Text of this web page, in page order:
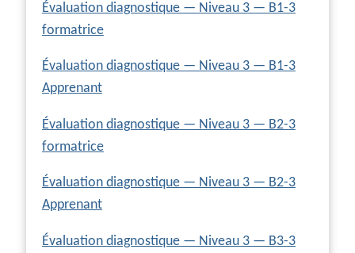
Évaluation diagnostique — Niveau 3 — B1-3
formatrice
Évaluation diagnostique — Niveau 3 — B1-3
Apprenant
Évaluation diagnostique — Niveau 3 — B2-3
formatrice
Évaluation diagnostique — Niveau 3 — B2-3
Apprenant
Évaluation diagnostique — Niveau 3 — B3-3